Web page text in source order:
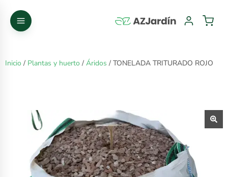
Inicio / Plantas y huerto / Áridos / TONELADA TRITURADO ROJO